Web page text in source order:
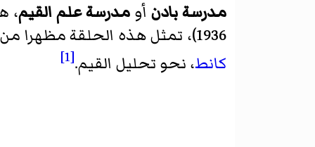
مدرسة بادن أو مدرسة علم القيم،
1936)، تمثل هذه الحلقة مظهرا من مطاهر
كانط، نحو تحليل القيم.[1]